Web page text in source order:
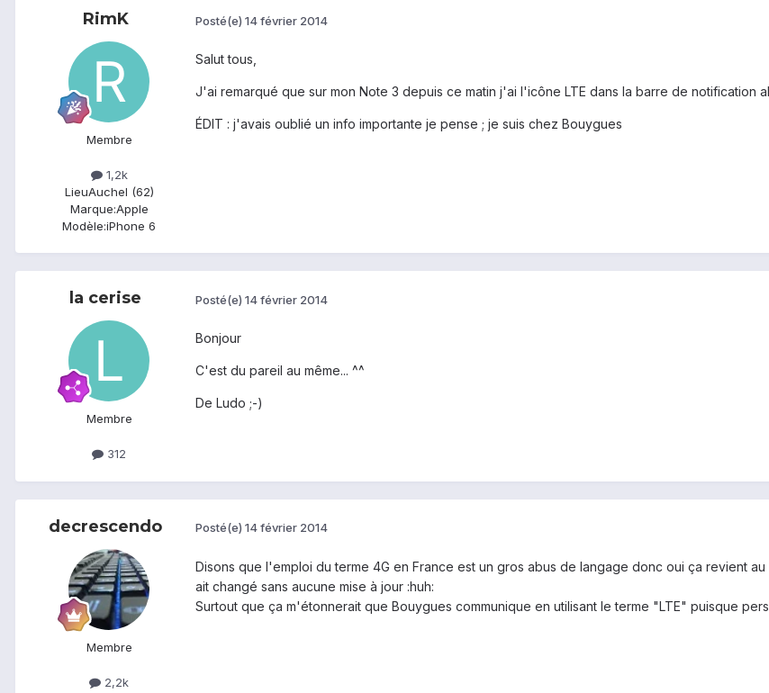
RimK
Membre
1,2k
LieuAuchel (62)
Marque:Apple
Modèle:iPhone 6
Posté(e) 14 février 2014
Salut tous,
J'ai remarqué que sur mon Note 3 depuis ce matin j'ai l'icône LTE dans la barre de notification
ÉDIT : j'avais oublié un info importante je pense ; je suis chez Bouygues
la cerise
Membre
312
Posté(e) 14 février 2014
Bonjour
C'est du pareil au même... ^^
De Ludo ;-)
decrescendo
Membre
2,2k
Posté(e) 14 février 2014
Disons que l'emploi du terme 4G en France est un gros abus de langage donc oui ça revient
ait changé sans aucune mise à jour :huh:
Surtout que ça m'étonnerait que Bouygues communique en utilisant le terme "LTE" puisque